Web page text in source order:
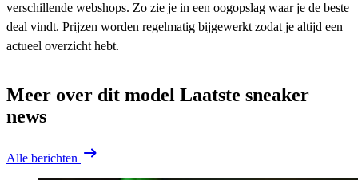
verschillende webshops. Zo zie je in een oogopslag waar je de beste
deal vindt. Prijzen worden regelmatig bijgewerkt zodat je altijd een
actueel overzicht hebt.
Meer over dit model Laatste sneaker
news
Alle berichten